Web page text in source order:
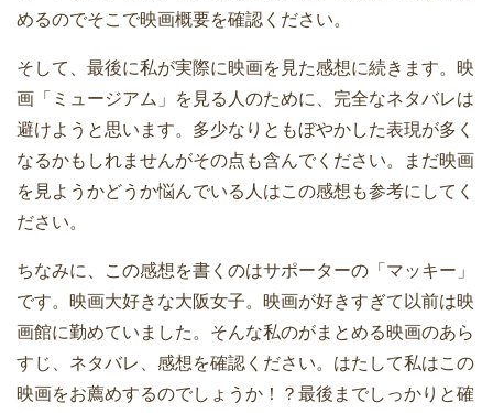
めるのでそこで映画概要を確認ください。
そして、最後に私が実際に映画を見た感想に続きます。映
画「ミュージアム」を見る人のために、完全なネタバレは
避けようと思います。多少なりともぼやかした表現が多く
なるかもしれませんがその点も含んでください。まだ映画
を見ようかどうか悩んでいる人はこの感想も参考にしてく
ださい。
ちなみに、この感想を書くのはサポーターの「マッキー」
です。映画大好きな大阪女子。映画が好きすぎて以前は映
画館に勤めていました。そんな私のがまとめる映画のあら
すじ、ネタバレ、感想を確認ください。はたして私はこの
映画をお薦めするのでしょうか！？最後までしっかりと確